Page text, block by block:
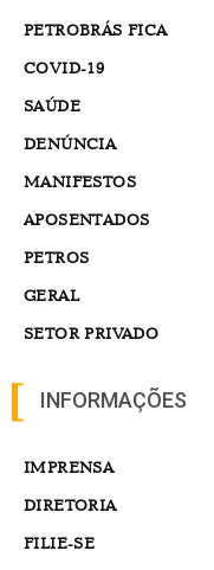
PETROBRÁS FICA
COVID-19
SAÚDE
DENÚNCIA
MANIFESTOS
APOSENTADOS
PETROS
GERAL
SETOR PRIVADO
INFORMAÇÕES
IMPRENSA
DIRETORIA
FILIE-SE